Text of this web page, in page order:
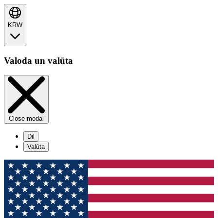
KRW
Valoda un valūta
Close modal
Dil
Valūta